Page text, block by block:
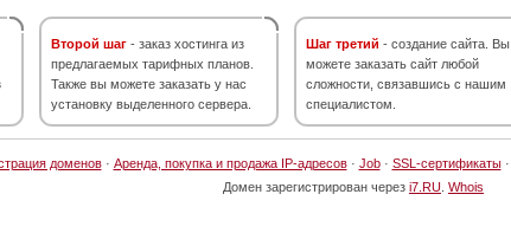
Второй шаг - заказ хостинга из
предлагаемых тарифных планов.
Также вы можете заказать у нас
установку выделенного сервера.
Шаг третий - создание сайта. Вы
можете заказать сайт любой
сложности, связавшись с нашим
специалистом.
доменов· Аренда, покупка и продажа IP-адресов· Job· SSL-сертификаты·
Домен зарегистрирован через i7.RU Whois